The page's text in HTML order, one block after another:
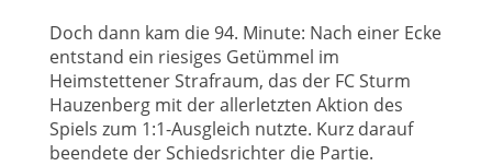
Doch dann kam die 94. Minute: Nach einer Ecke
entstand ein riesiges Getümmel im
Heimstettener Strafraum, das der FC Sturm
Hauzenberg mit der allerletzten Aktion des
Spiels zum 1:1-Ausgleich nutzte. Kurz darauf
beendete der Schiedsrichter die Partie.